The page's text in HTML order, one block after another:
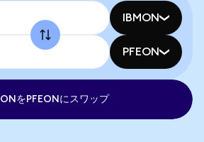
IBMON
PFEON
をPFEONにスワップ